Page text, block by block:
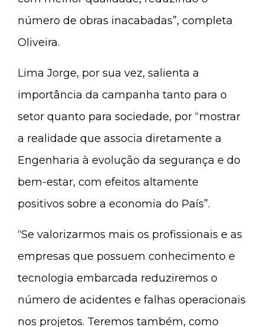
número de obras inacabadas”, completa
Oliveira.
Lima Jorge, por sua vez, salienta a
importância da campanha tanto para o
setor quanto para sociedade, por “mostrar
a realidade que associa diretamente a
Engenharia à evolução da segurança e do
bem-estar, com efeitos altamente
positivos sobre a economia do País”.
“Se valorizarmos mais os profissionais e as
empresas que possuem conhecimento e
tecnologia embarcada reduziremos o
número de acidentes e falhas operacionais
nos projetos. Teremos também, como